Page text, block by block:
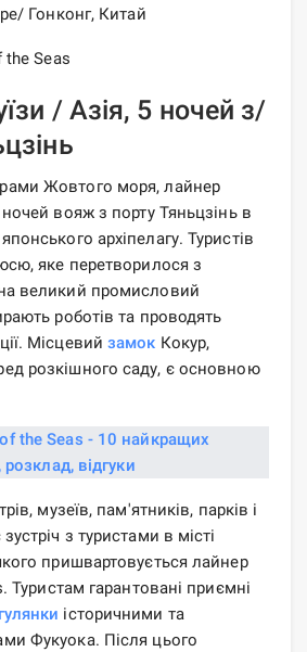
Гонконг, Китай
Seas
/ Азія, 5 ночей з/
Жовтого моря, лайнер
вояж з порту Тяньцзінь в
архіпелагу. Туристів
яке перетворилося з
великий промисловий
роботів та проводять
Місцевий замок Кокур,
розкішного саду, є основною
музеїв, пам'ятників, парків і
з туристами в місті
пришвартовується лайнер
Туристам гарантовані приємні
історичними та
Фукуока. Після цього